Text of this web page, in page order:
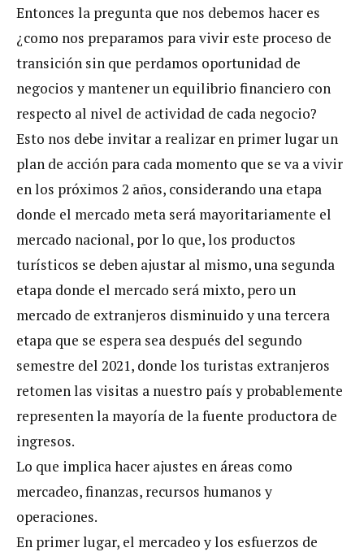
Entonces la pregunta que nos debemos hacer es
¿como nos preparamos para vivir este proceso de
transición sin que perdamos oportunidad de
negocios y mantener un equilibrio financiero con
respecto al nivel de actividad de cada negocio?
Esto nos debe invitar a realizar en primer lugar un
plan de acción para cada momento que se va a vivir
en los próximos 2 años, considerando una etapa
donde el mercado meta será mayoritariamente el
mercado nacional, por lo que, los productos
turísticos se deben ajustar al mismo, una segunda
etapa donde el mercado será mixto, pero un
mercado de extranjeros disminuido y una tercera
etapa que se espera sea después del segundo
semestre del 2021, donde los turistas extranjeros
retomen las visitas a nuestro país y probablemente
representen la mayoría de la fuente productora de
ingresos.
Lo que implica hacer ajustes en áreas como
mercadeo, finanzas, recursos humanos y
operaciones.
En primer lugar, el mercadeo y los esfuerzos de